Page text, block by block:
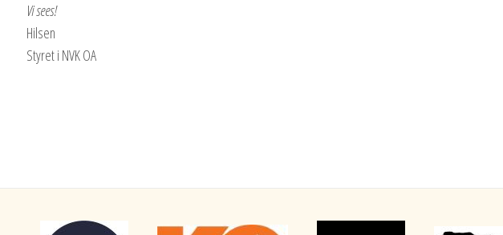
Vi sees!
Hilsen
Styret i NVK OA